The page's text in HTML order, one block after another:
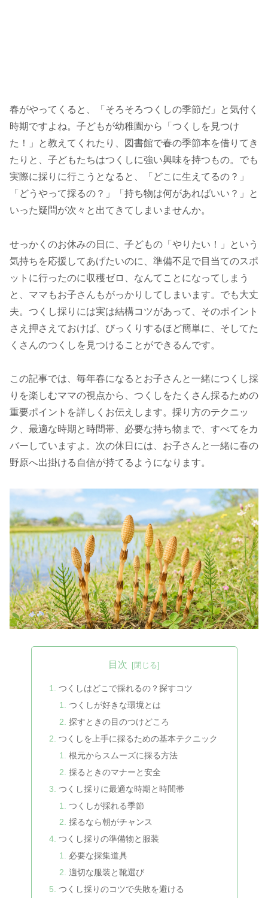
春がやってくると、「そろそろつくしの季節だ」と気付く
時期ですよね。子どもが幼稚園から「つくしを見つけ
た！」と教えてくれたり、図書館で春の季節本を借りてき
たりと、子どもたちはつくしに強い興味を持つもの。でも
実際に採りに行こうとなると、「どこに生えてるの？」
「どうやって採るの？」「持ち物は何があればいい？」と
いった疑問が次々と出てきてしまいませんか。
せっかくのお休みの日に、子どもの「やりたい！」という
気持ちを応援してあげたいのに、準備不足で目当てのスポ
ットに行ったのに収穫ゼロ、なんてことになってしまう
と、ママもお子さんもがっかりしてしまいます。でも大丈
夫。つくし採りには実は結構コツがあって、そのポイント
さえ押さえておけば、びっくりするほど簡単に、そしてた
くさんのつくしを見つけることができるんです。
この記事では、毎年春になるとお子さんと一緒につくし採
りを楽しむママの視点から、つくしをたくさん採るための
重要ポイントを詳しくお伝えします。採り方のテクニッ
ク、最適な時期と時間帯、必要な持ち物まで、すべてをカ
バーしていますよ。次の休日には、お子さんと一緒に春の
野原へ出掛ける自信が持てるようになります。
目次
つくしはどこで採れるの？探すコツ
つくしが好きな環境とは
探すときの目のつけどころ
つくしを上手に採るための基本テクニック
根元からスムーズに採る方法
採るときのマナーと安全
つくし採りに最適な時期と時間帯
つくしが採れる季節
採るなら朝がチャンス
つくし採りの準備物と服装
必要な採集道具
適切な服装と靴選び
つくし採りのコツで失敗を避ける